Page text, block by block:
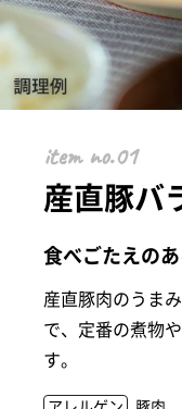
item
産直豚バ
食べごたえの
産直豚肉のうま
で、定番の煮物
す。